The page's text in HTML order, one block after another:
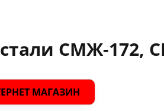
СМЖ-172,
МАГАЗИН